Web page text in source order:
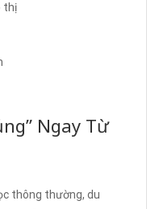
thị
Ngay Từ
thông thường, du